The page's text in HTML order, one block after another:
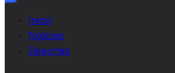
Inicio
Noticias
Deportes